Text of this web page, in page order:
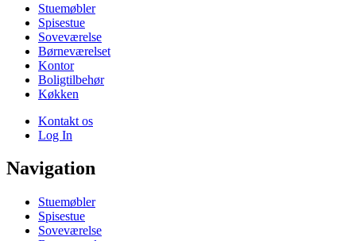
Stuemøbler
Spisestue
Soveværelse
Børneværelset
Kontor
Boligtilbehør
Køkken
Kontakt os
Log In
Navigation
Stuemøbler
Spisestue
Soveværelse